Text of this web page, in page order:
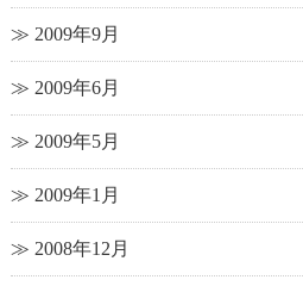
2009年9月
2009年6月
2009年5月
2009年1月
2008年12月